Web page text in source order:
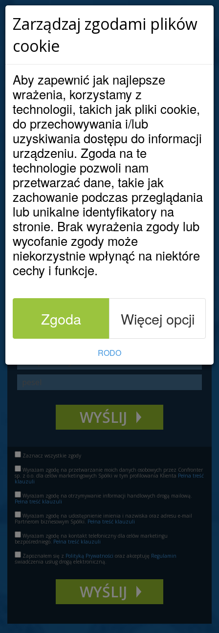
Zarządzaj zgodami plików
cookie
Aby zapewnić jak najlepsze
wrażenia, korzystamy z
technologii, takich jak pliki cookie,
do przechowywania i/lub
uzyskiwania dostępu do informacji
urządzeniu. Zgoda na te
technologie pozwoli nam
przetwarzać dane, takie jak
zachowanie podczas przeglądania
lub unikalne identyfikatory na
stronie. Brak wyrażenia zgody lub
wycofanie zgody może
niekorzystnie wpłynąć na niektóre
cechy i funkcje.
Zgoda Więcej opcji
RODO
Irytuje Cię, że znowu bank pobiera
opłatęza kartę, albo za prowadzenie
Lepiej...
usiądź wygodnie,
a my zadzwonimy
porównamy
za Ciebie oferty
i dopasujemy konto
idealne dla Ciebie!
Wypełnij formularz
zadzwonimy do Ciebie
Zaznacz wszystkie zgody
Wyrażam zgodę na przetwarzanie moich danych osobowych przez Confronter
sp. z o.o. dla celów marketingowych Spółki w tym profilowania Klienta Pełna treść
klauzuli
Wyrażam zgodę na otrzymywanie informacji handlowych drogą mailową.
Pełna treść klauzuli
Wyrażam zgodę na udostępnienie imienia i nazwiska oraz adresu e-mail
Partnerom biznesowym Spółki. Pełna treść klauzuli
Wyrażam zgodę na kontakt telefoniczny dla celów marketingu
bezpośredniego. Pełna treść klauzuli
Zapoznałem się z Polityką Prywatności oraz akceptuję Regulamin
świadczenia usług drogą elektroniczną.